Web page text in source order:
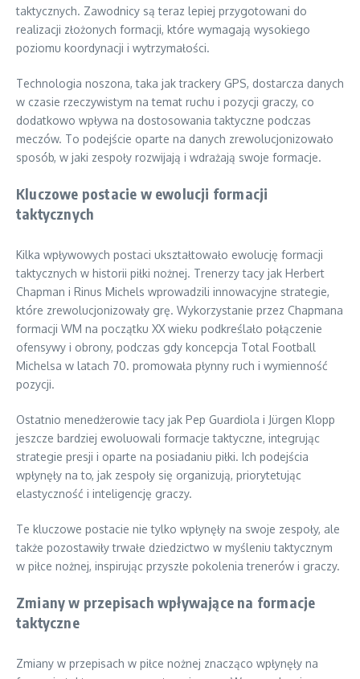
taktycznych. Zawodnicy są teraz lepiej przygotowani do
realizacji złożonych formacji, które wymagają wysokiego
poziomu koordynacji i wytrzymałości.
Technologia noszona, taka jak trackery GPS, dostarcza danych
w czasie rzeczywistym na temat ruchu i pozycji graczy, co
dodatkowo wpływa na dostosowania taktyczne podczas
meczów. To podejście oparte na danych zrewolucjonizowało
sposób, w jaki zespoły rozwijają i wdrażają swoje formacje.
Kluczowe postacie w ewolucji formacji
taktycznych
Kilka wpływowych postaci ukształtowało ewolucję formacji
taktycznych w historii piłki nożnej. Trenerzy tacy jak Herbert
Chapman i Rinus Michels wprowadzili innowacyjne strategie,
które zrewolucjonizowały grę. Wykorzystanie przez Chapmana
formacji WM na początku XX wieku podkreślało połączenie
ofensywy i obrony, podczas gdy koncepcja Total Football
Michelsa w latach 70. promowała płynny ruch i wymienność
pozycji.
Ostatnio menedżerowie tacy jak Pep Guardiola i Jürgen Klopp
jeszcze bardziej ewoluowali formacje taktyczne, integrując
strategie presji i oparte na posiadaniu piłki. Ich podejścia
wpłynęły na to, jak zespoły się organizują, priorytetując
elastyczność i inteligencję graczy.
Te kluczowe postacie nie tylko wpłynęły na swoje zespoły, ale
także pozostawiły trwałe dziedzictwo w myśleniu taktycznym
w piłce nożnej, inspirując przyszłe pokolenia trenerów i graczy.
Zmiany w przepisach wpływające na formacje
taktyczne
Zmiany w przepisach w piłce nożnej znacząco wpłynęły na